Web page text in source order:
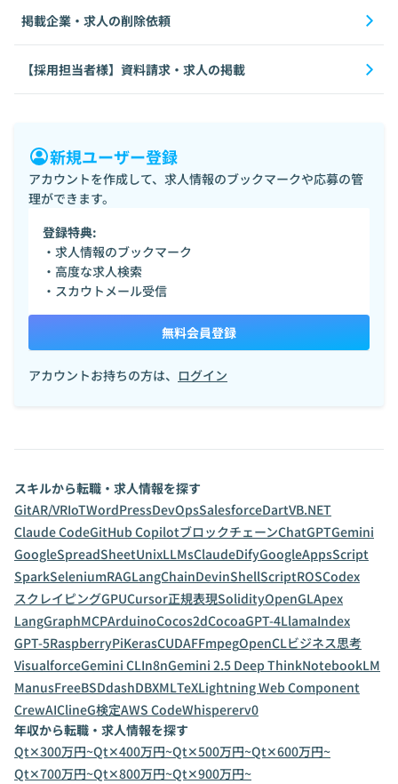
掲載企業・求人の削除依頼
【採用担当者様】資料請求・求人の掲載
新規ユーザー登録
アカウントを作成して、求人情報のブックマークや応募の管
理ができます。
登録特典:
・求人情報のブックマーク
・高度な求人検索
・スカウトメール受信
無料会員登録
アカウントお持ちの方は、 ログイン
スキルから転職・求人情報を探す
GitAR/VRIoTWordPressDevOpsSalesforceDartVB.NET
Claude CodeGitHub CopilotブロックチェーンChatGPTGemini
GoogleSpreadSheetUnixLLMsClaudeDifyGoogleAppsScript
SparkSeleniumRAGLangChainDevinShellScriptROSCodex
スクレイピングGPUCursor正規表現SolidityOpenGLApex
LangGraphMCPArduinoCocos2dCocoaGPT-4LlamaIndex
GPT-5RaspberryPiKerasCUDAFFmpegOpenCLビジネス思考
VisualforceGemini CLIn8nGemini 2.5 Deep ThinkNotebookLM
ManusFreeBSDdashDBXMLTeXLightning Web Component
CrewAIClineG検定AWS CodeWhispererv0
年収から転職・求人情報を探す
Qt✕300万円~Qt✕400万円~Qt✕500万円~Qt✕600万円~
Qt✕700万円~Qt✕800万円~Qt✕900万円~